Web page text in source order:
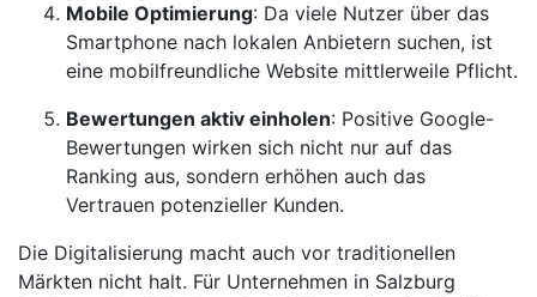
Mobile Optimierung: Da viele Nutzer über das
Smartphone nach lokalen Anbietern suchen, ist
eine mobilfreundliche Website mittlerweile Pflicht.
Bewertungen aktiv einholen: Positive Google-
Bewertungen wirken sich nicht nur auf das
Ranking aus, sondern erhöhen auch das
Vertrauen potenzieller Kunden.
Die Digitalisierung macht auch vor traditionellen
Märkten nicht halt. Für Unternehmen in Salzburg